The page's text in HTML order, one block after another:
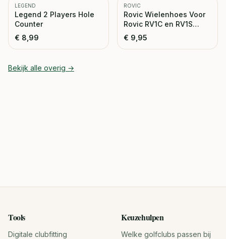
LEGEND
Legend 2 Players Hole
Counter
€ 8,99
ROVIC
Rovic Wielenhoes Voor
Rovic RV1C en RV1S
Trolley
€ 9,95
Bekijk alle overig →
Tools
Digitale clubfitting
Keuzehulpen
Welke golfclubs passen bij